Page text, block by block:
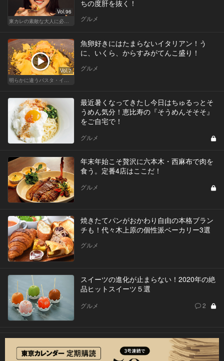
Vol.96
東カレの素敵な大人に必要なこと
ちの度肝を抜く！
グルメ
Vol.7
明らかに違うパスタ・イタリアン
魚卵好きにはたまらないイタリアン！う
に、いくら、からすみがてんこ盛り！
グルメ
最近暑くなってきたし今日はちゅるっとそ
うめん気分！恵比寿の『そうめんそそそ』
をご自宅で！
グルメ
年末年始こそ贅沢に六本木・西麻布で肉を
食う。定番4店はここだ！
グルメ
焼きたてパンがおかわり自由の本格ブラン
チも！代々木上原の個性派ベーカリー3選
グルメ
スイーツの進化が止まらない！2020年の絶
品ヒットスイーツ５選
グルメ 2